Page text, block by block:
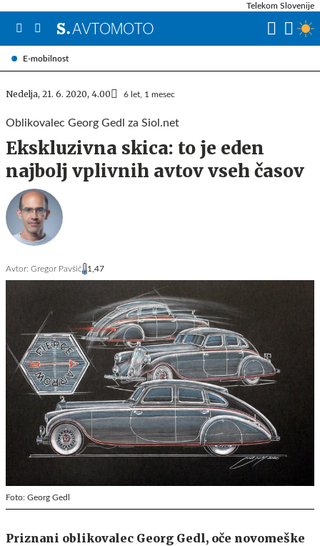
E-mobilnost
Telekom Slovenije
Nedelja, 21. 6. 2020, 4.00 6 let, 1 mesec
Oblikovalec Georg Gedl za Siol.net
Ekskluzivna skica: to je eden
najbolj vplivnih avtov vseh časov
Avtor: Gregor Pavšič 1,47
Foto: Georg Gedl
Priznani oblikovalec Georg Gedl, oče novomeške